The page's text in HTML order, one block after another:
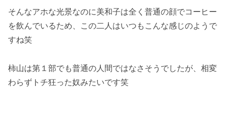
そんなアホな光景なのに美和子は全く普通の顔でコーヒー
を飲んでいるため、この二人はいつもこんな感じのようで
すね笑
柿山は第１部でも普通の人間ではなさそうでしたが、相変
わらずトチ狂った奴みたいです笑